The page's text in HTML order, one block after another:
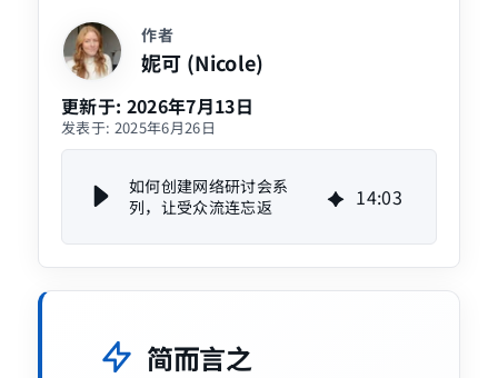
作者
妮可 (Nicole)
更新于: 2026年7月13日
发表于: 2025年6月26日
如何创建网络研讨会系
列，让受众流连忘返
14:03
简而言之